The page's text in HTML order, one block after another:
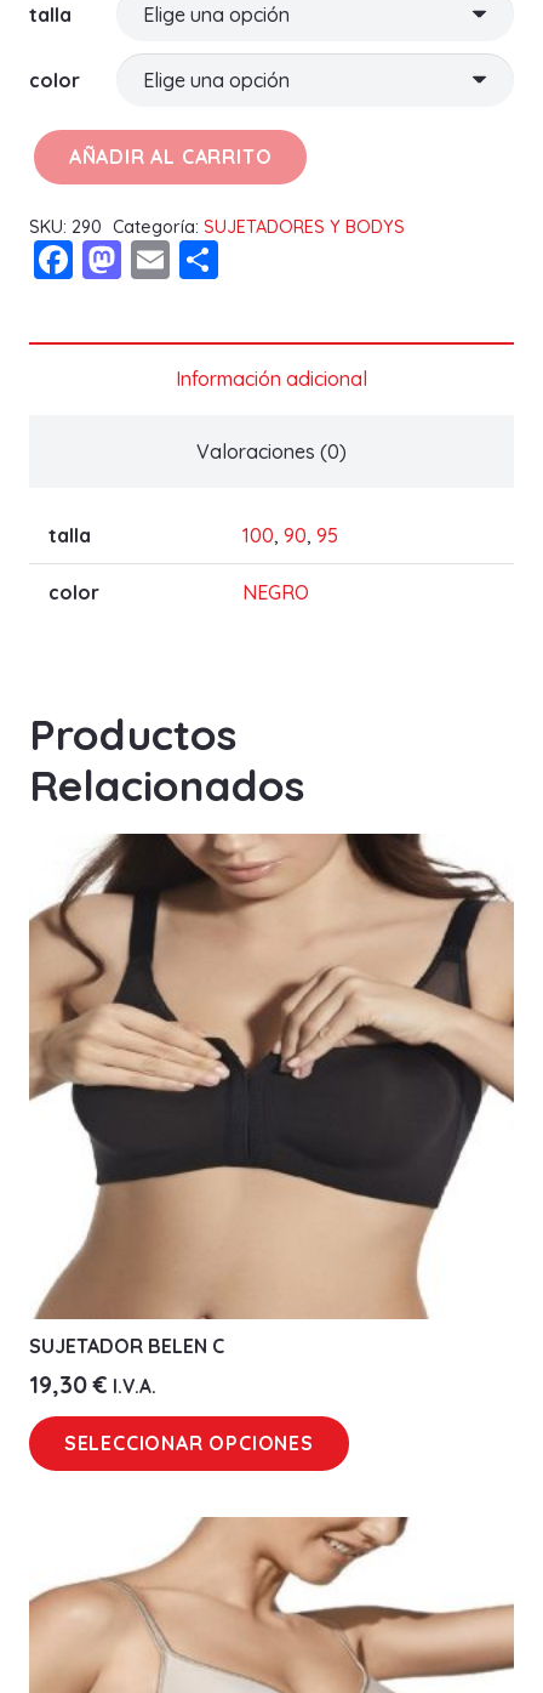
talla
color
SUJETADOR
D
cantidad
AÑADIR AL CARRITO
SKU: 290 Categoría: SUJETADORES Y BODYS
Facebook
Mastodon
Email
Información adicional
Valoraciones (0)
talla 100, 90, 95
color NEGRO
Productos
Relacionados
SUJETADOR BELEN C
19,30€ I.V.A.
SELECCIONAR OPCIONES
múltiples
variantes.
opciones
se